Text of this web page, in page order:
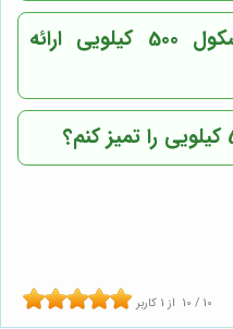
چه نوع گارانتی برای باسکول 500 کیلویی ارائه
10 / 10 از 1 کاربر